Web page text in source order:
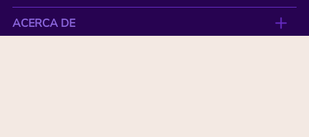
ACERCA DE